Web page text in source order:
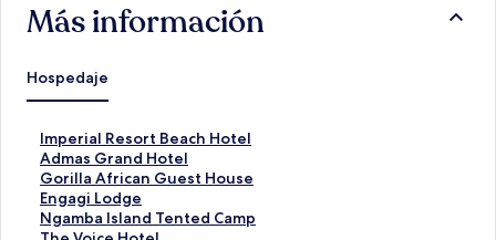
Más información
Hospedaje
Imperial Resort Beach Hotel
E
n
l
a
c
Admas Grand Hotel
E
n
l
a
Gorilla African Guest House
E
n
l
Engagi Lodge
E
n
Ngamba Island Tented Camp
E